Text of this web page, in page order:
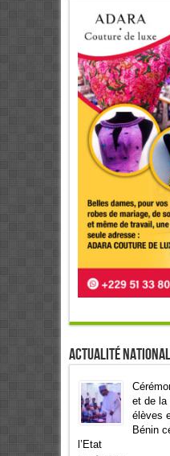
Actualité
et de la
élèves
Bénin
l’Etat